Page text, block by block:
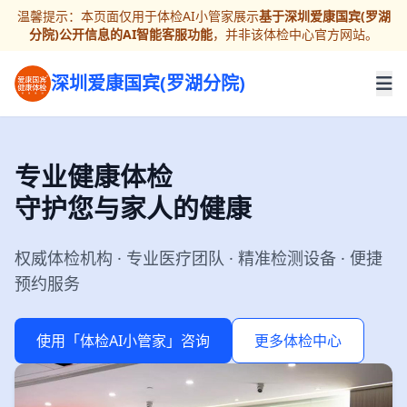
温馨提示：本页面仅用于体检AI小管家展示基于深圳爱康国宾(罗湖
分院)公开信息的AI智能客服功能，并非该体检中心官方网站。
深圳爱康国宾(罗湖分院)
专业健康体检
守护您与家人的健康
权威体检机构 · 专业医疗团队 · 精准检测设备 · 便捷
预约服务
使用「体检AI小管家」咨询 更多体检中心